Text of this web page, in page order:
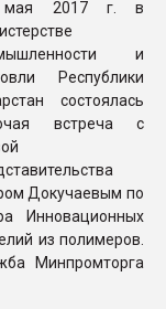
2017 г. в
и
Республики
состоялась
встреча с
Докучаевым по
Инновационных
из полимеров.
Минпромторга